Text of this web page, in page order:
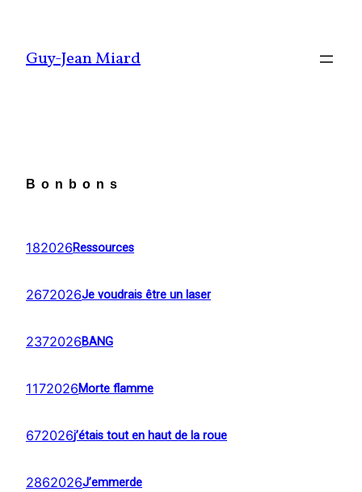
contenu
Guy-Jean Miard
Bonbons
182026Ressources
2672026Je voudrais être un laser
2372026BANG
1172026Morte flamme
672026j’étais tout en haut de la roue
2862026J’emmerde